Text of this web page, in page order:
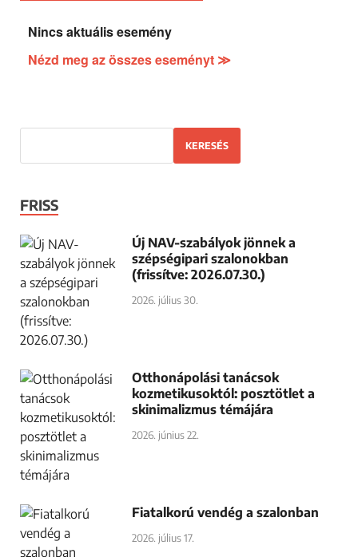
Nincs aktuális esemény
Nézd meg az összes eseményt ≫
KERESÉS
FRISS
Új NAV-szabályok jönnek a
szépségipari szalonokban
(frissítve: 2026.07.30.)
2026. július 30.
Otthonápolási tanácsok
kozmetikusoktól: posztötlet a
skinimalizmus témájára
2026. június 22.
Fiatalkorú vendég a szalonban
2026. július 17.